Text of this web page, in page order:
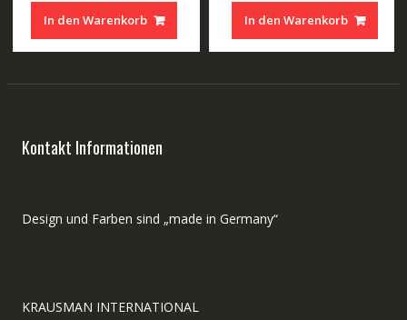
war:
250,00 €160,00 €.
In den Warenkorb
war:
250,00 €
In den Warenkorb
Kontakt Informationen
Design und Farben sind „made in Germany“
KRAUSMAN INTERNATIONAL